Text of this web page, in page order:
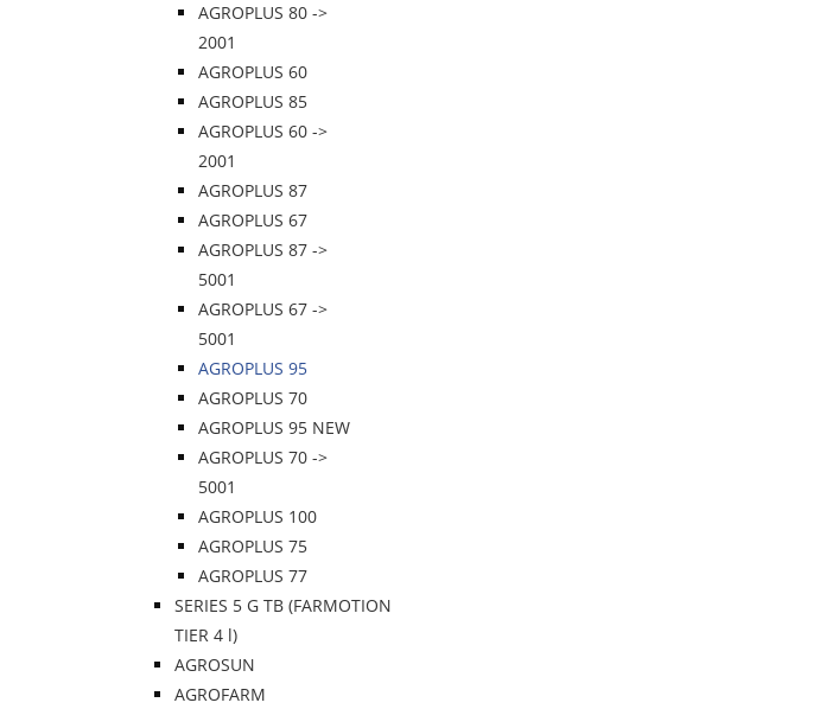
AGROPLUS 80 ->
2001
AGROPLUS 60
AGROPLUS 85
AGROPLUS 60 ->
2001
AGROPLUS 87
AGROPLUS 67
AGROPLUS 87 ->
5001
AGROPLUS 67 ->
5001
AGROPLUS 95
AGROPLUS 70
AGROPLUS 95 NEW
AGROPLUS 70 ->
5001
AGROPLUS 100
AGROPLUS 75
AGROPLUS 77
SERIES 5 G TB (FARMOTION
TIER 4 l)
AGROSUN
AGROFARM